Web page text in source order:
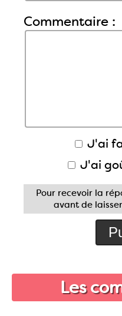
Commentaire :
J'ai
J'ai
Pour recevoir la
avant de
Les